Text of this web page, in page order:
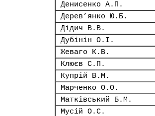
Денисенко А.П.
Дерев’янко Ю.Б.
Дідич В.В.
Дубінін О.І.
Жеваго К.В.
Клюєв С.П.
Купрій В.М.
Марченко О.О.
Матківський Б.М.
Мусій О.С.